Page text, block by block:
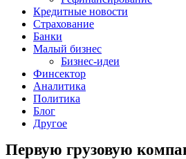
Кредитные новости
Страхование
Банки
Малый бизнес
Бизнес-идеи
Финсектор
Аналитика
Политика
Блог
Другое
Первую грузовую